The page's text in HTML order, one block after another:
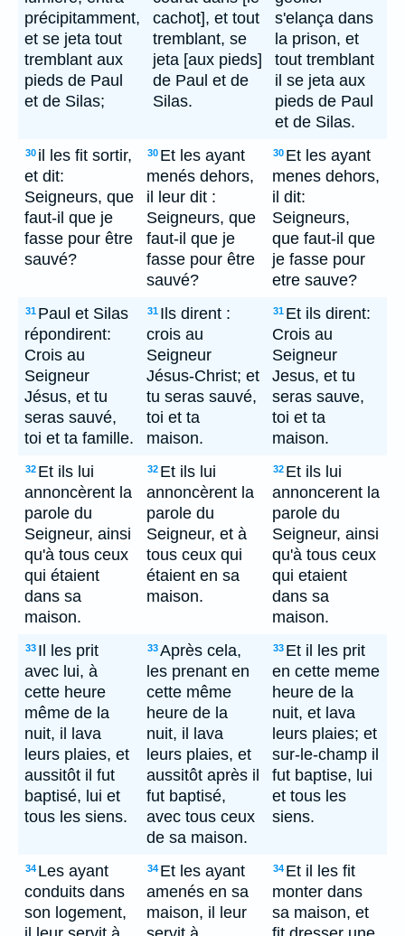
précipitamment,
et se jeta tout
tremblant aux
pieds de Paul
et de Silas;
cachot], et tout
tremblant, se
jeta [aux pieds]
de Paul et de
Silas.
s'elança dans
la prison, et
tout tremblant
il se jeta aux
pieds de Paul
et de Silas.
30 il les fit sortir,
et dit:
Seigneurs, que
faut-il que je
fasse pour être
sauvé?
30 Et les ayant
menés dehors,
il leur dit :
Seigneurs, que
faut-il que je
fasse pour être
sauvé?
30 Et les ayant
menes dehors,
il dit:
Seigneurs,
que faut-il que
je fasse pour
etre sauve?
31 Paul et Silas
répondirent:
Crois au
Seigneur
Jésus, et tu
seras sauvé,
toi et ta famille.
31 Ils dirent :
crois au
Seigneur
Jésus-Christ; et
tu seras sauvé,
toi et ta
maison.
31 Et ils dirent:
Crois au
Seigneur
Jesus, et tu
seras sauve,
toi et ta
maison.
32 Et ils lui
annoncèrent la
parole du
Seigneur, ainsi
qu'à tous ceux
qui étaient
dans sa
maison.
32 Et ils lui
annoncèrent la
parole du
Seigneur, et à
tous ceux qui
étaient en sa
maison.
32 Et ils lui
annoncerent la
parole du
Seigneur, ainsi
qu'à tous ceux
qui etaient
dans sa
maison.
33 Il les prit
avec lui, à
cette heure
même de la
nuit, il lava
leurs plaies, et
aussitôt il fut
baptisé, lui et
tous les siens.
33Après cela,
les prenant en
cette même
heure de la
nuit, il lava
leurs plaies, et
aussitôt après il
fut baptisé,
avec tous ceux
de sa maison.
33 Et il les prit
en cette meme
heure de la
nuit, et lava
leurs plaies; et
sur-le-champ il
fut baptise, lui
et tous les
siens.
34 Les ayant
conduits dans
son logement,
34 Et les ayant
amenés en sa
maison, il leur
34 Et il les fit
monter dans
sa maison, et